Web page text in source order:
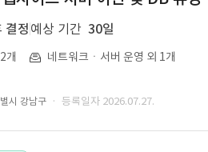
결정 예상 기간 30일
개 네트워크ㆍ서버 운영 외 1개
시 강남구 · 등록일자 2026.07.27.